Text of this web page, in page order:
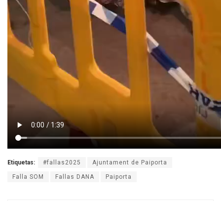
Etiquetas: #fallas2025 Ajuntament de Paiporta
Falla SOM Fallas DANA Paiporta